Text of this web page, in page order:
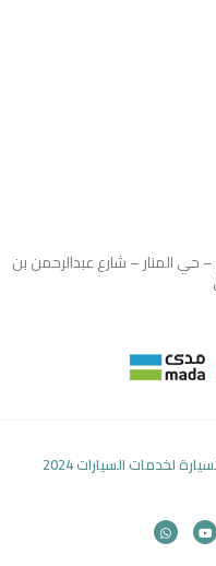
حي المنار – شارع عبدالرحمن بن
لخدمات السيارات 2024